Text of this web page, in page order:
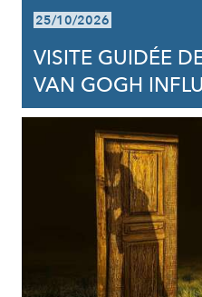
25/10/2026
VISITE GUIDÉE
VAN GOGH